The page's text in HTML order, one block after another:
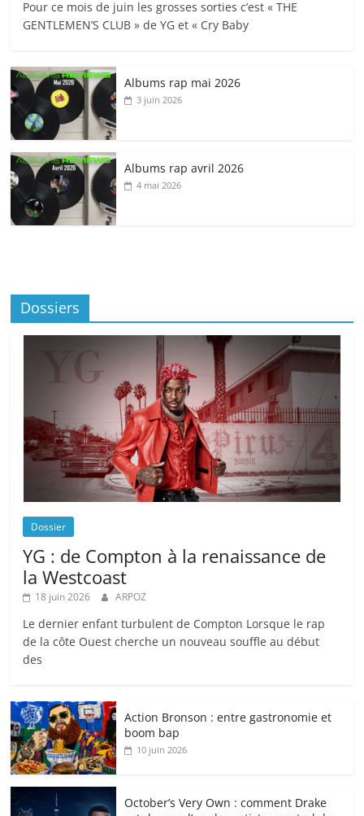
Pour ce mois de juin les grosses sorties c’est « THE
GENTLEMEN’S CLUB » de YG et « Cry Baby
Albums rap mai 2026
3 juin 2026
Albums rap avril 2026
4 mai 2026
Dossiers
Dossier
YG : de Compton à la renaissance de
la Westcoast
18 juin 2026 ARPOZ
Le dernier enfant turbulent de Compton Lorsque le rap
de la côte Ouest cherche un nouveau souffle au début
des
Action Bronson : entre gastronomie et
boom bap
10 juin 2026
October’s Very Own : comment Drake